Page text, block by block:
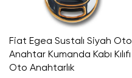
Fiat Egea Sustalı Siyah Oto
Anahtar Kumanda Kabı Kılıfı
Oto Anahtarlık